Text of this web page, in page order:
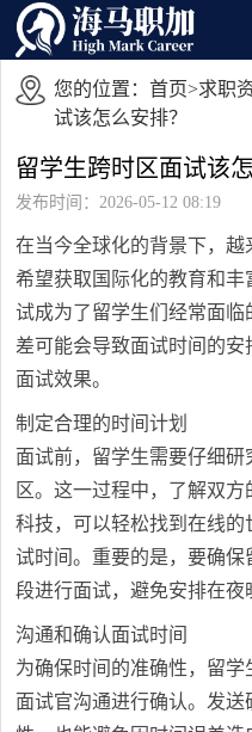
您的位置： 首页>求职
试该怎么安排？
留学生跨时区面试该
发布时间：2026-05-12 08:19
在当今全球化的背景下，越
希望获取国际化的教育和
试成为了留学生们经常面
差可能会导致面试时间的
面试效果。
制定合理的时间计划
面试前，留学生需要仔细
区。这一过程中，了解双
科技，可以轻松找到在线
试时间。重要的是，要确
段进行面试，避免安排在夜
沟通和确认面试时间
为确保时间的准确性，留
面试官沟通进行确认。发